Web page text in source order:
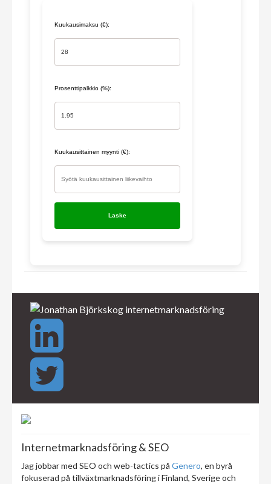
Kuukausimaksu (€):
Prosenttipalkkio (%):
Kuukausittainen myynti (€):
Laske
Internetmarknadsföring & SEO
Jag jobbar med SEO och web-tactics på Genero, en byrå
fokuserad på tillväxtmarknadsföring i Finland, Sverige och